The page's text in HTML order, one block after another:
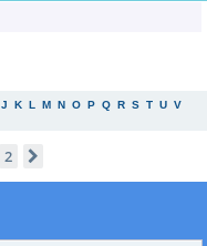
J K L M N O P Q R S T U V
2